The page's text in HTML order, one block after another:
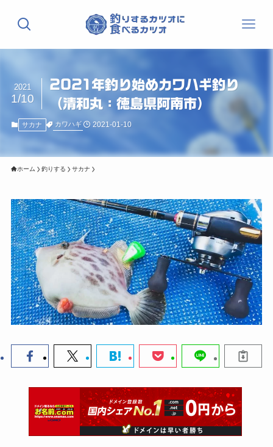
2021年釣り始めカワハギ釣り
（清和丸：徳島県阿南市）
2021
1/10
サカナ カワハギ 2021-01-10
ホーム 釣りする サカナ